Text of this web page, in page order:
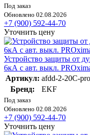
Под заказ
Обновлено 02.08.2026
+7 (900) 592-44-70
Уточнить цену
Устройство защиты от
6кА с авт. выкл.
Артикул: afdd-2-20C-pro
Бренд:
EKF
Под заказ
Обновлено 02.08.2026
+7 (900) 592-44-70
Уточнить цену